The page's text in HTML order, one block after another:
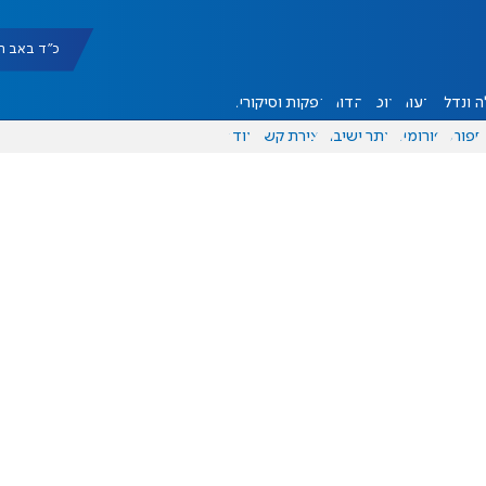
כ"ד באב תשפ"ו
ונדל"ן דעות אוכל יהדות הפקות וסיקורים
ספורט פורומים אתר ישיבה יצירת קשר עוד